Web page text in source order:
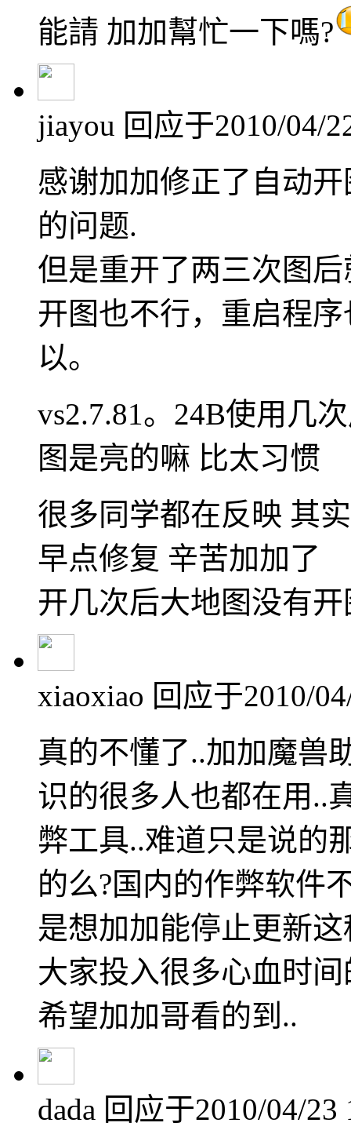
能請 加加幫忙一下嗎?
jiayou 回应于2010/04/
感谢加加修正了自动
的问题.
但是重开了两三次图
开图也不行，重启程
以。
vs2.7.81。24B使用几
图是亮的嘛 比太习惯
很多同学都在反映 其
早点修复 辛苦加加了
开几次后大地图没有
xiaoxiao 回应于2010/
真的不懂了..加加魔兽
识的很多人也都在用..
弊工具..难道只是说的
的么?国内的作弊软件
是想加加能停止更新
大家投入很多心血时
希望加加哥看的到..
dada 回应于2010/04/23